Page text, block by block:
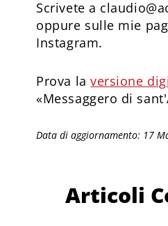
Scrivete a
oppure sulle mie
Instagram.
Prova laversione
«Messaggero di
Data di aggiornamento: 17
Articoli